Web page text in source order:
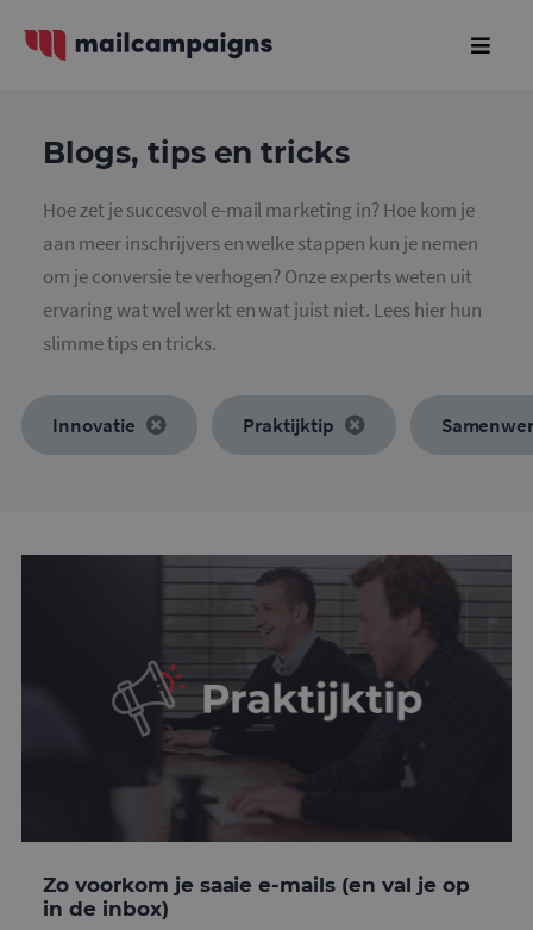
Blogs, tips en tricks
Hoe zet je succesvol e-mail marketing in? Hoe kom je
aan meer inschrijvers en welke stappen kun je nemen
om je conversie te verhogen? Onze experts weten uit
ervaring wat wel werkt en wat juist niet. Lees hier hun
slimme tips en tricks.
Innovatie Praktijktip
Zo voorkom je saaie e-mails (en val je op
in de inbox)